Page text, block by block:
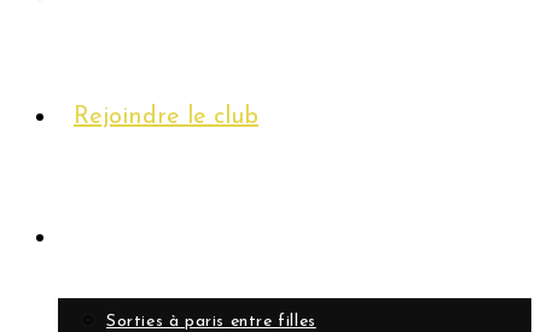
Rejoindre le club
Sorties à paris entre filles